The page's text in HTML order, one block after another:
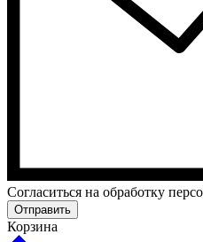
Cогласиться на обработку
Отправить
Корзина